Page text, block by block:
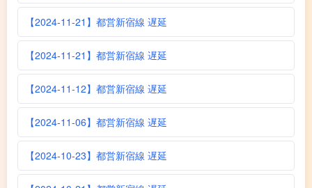
【2024-11-21】都営新宿線 遅延
【2024-11-21】都営新宿線 遅延
【2024-11-12】都営新宿線 遅延
【2024-11-06】都営新宿線 遅延
【2024-10-23】都営新宿線 遅延